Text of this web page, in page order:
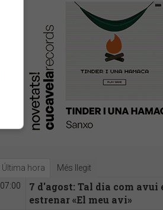
Última hora Més llegit
07:00
7 d'agost: Tal dia com avui
estrenar «El meu avi»